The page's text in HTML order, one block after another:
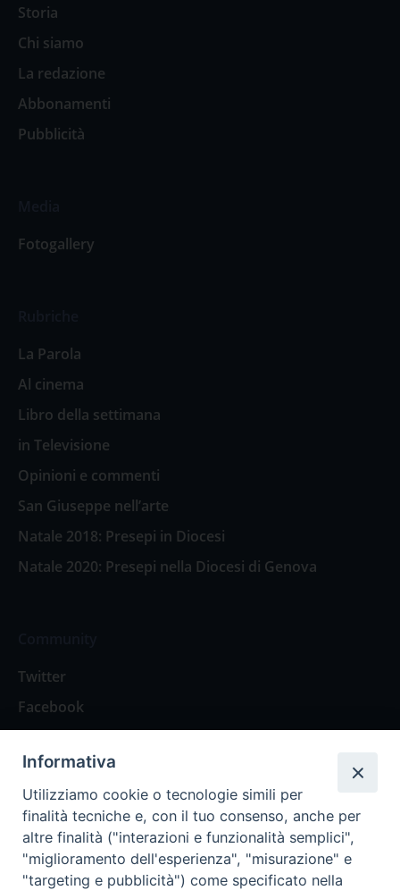
Storia
Chi siamo
La redazione
Abbonamenti
Pubblicità
Fotogallery
La Parola
Al cinema
Libro della settimana
in Televisione
Opinioni e commenti
San Giuseppe nell’arte
Natale 2018: Presepi in Diocesi
Natale 2020: Presepi nella Diocesi di Genova
Twitter
Facebook
Contattaci
Spazio Lettori
Eventi
Eventi diocesani
Informativa
Utilizziamo cookie o tecnologie simili per
finalità tecniche e, con il tuo consenso, anche per
altre finalità ("interazioni e funzionalità semplici",
"miglioramento dell'esperienza", "misurazione" e
"targeting e pubblicità") come specificato nella